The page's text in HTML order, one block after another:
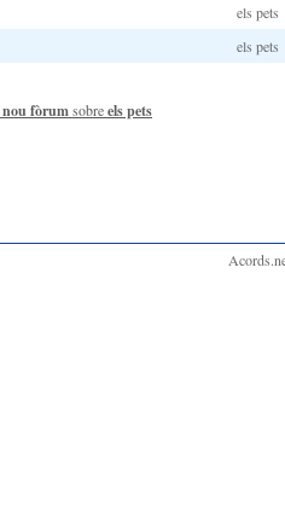
els pets
els pets
nou fòrumsobreels pets